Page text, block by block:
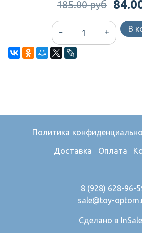
185.00 руб
В
Политика
Доставка Оплата
8 (928) 628-96-
sale@toy-
Сделано в